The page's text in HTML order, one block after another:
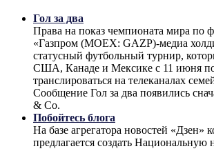
Гол за два
Права на показ чемпионата мира по
«Газпром (MOEX: GAZP)-медиа
статусный футбольный турнир,
США, Канаде и Мексике с 11 июня
транслироваться на телеканалах
Сообщение Гол за два появились
& Co.
Побойтесь блога
На базе агрегатора новостей «Дзен»
предлагается создать Национальную